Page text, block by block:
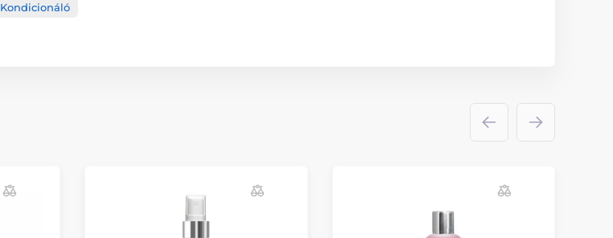
Kondicionáló